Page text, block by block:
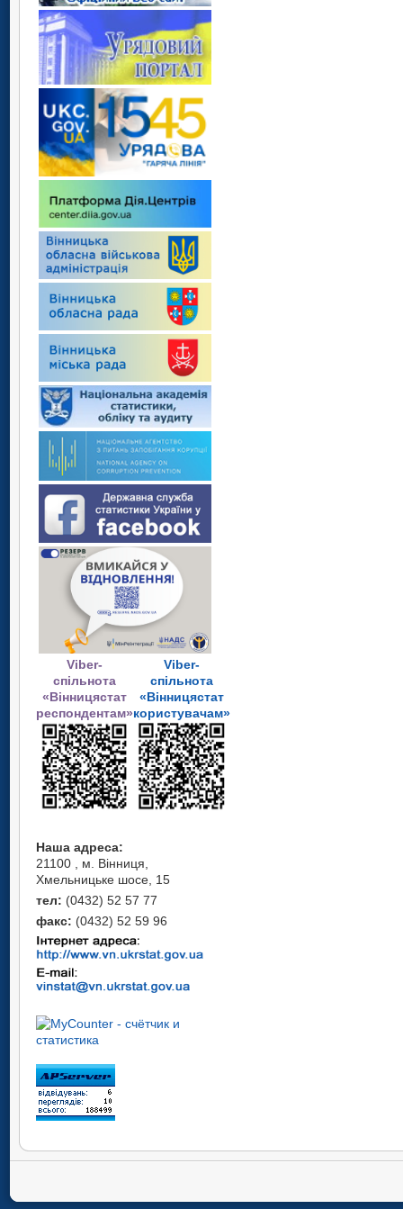
Viber-
спільнота
«Вінницястат
респондентам»
Viber-
спільнота
«Вінницястат
користувачам»
Наша адреса:
21100 , м. Вінниця,
Хмельницьке шосе, 15
тел: (0432) 52 57 77
факс: (0432) 52 59 96